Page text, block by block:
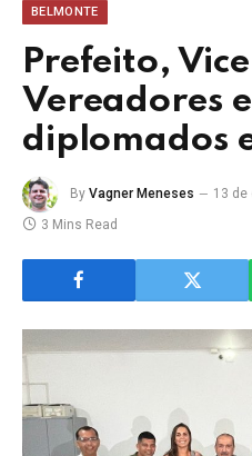
BELMONTE
Prefeito,
Vereadores
diplomados
By Vagner Meneses
13 de
3 Mins Read